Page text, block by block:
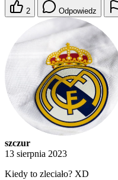
2 Odpowiedz
szczur
13 sierpnia 2023
Kiedy to zleciało? XD